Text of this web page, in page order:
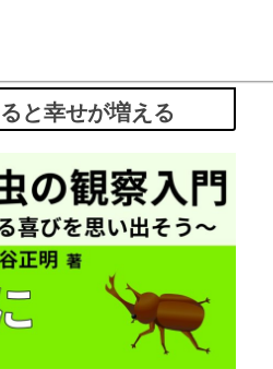
と幸せが増える